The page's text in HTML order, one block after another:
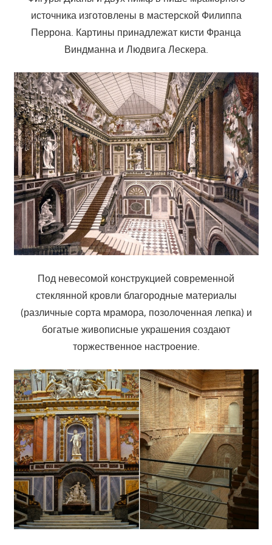
источника изготовлены в мастерской Филиппа
Перрона. Картины принадлежат кисти Франца
Виндманна и Людвига Лескера.
Под невесомой конструкцией современной
стеклянной кровли благородные материалы
(различные сорта мрамора, позолоченная лепка) и
богатые живописные украшения создают
торжественное настроение.